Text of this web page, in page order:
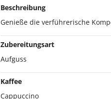
Beschreibung
Genieße die verführerische
Zubereitungsart
Aufguss
Kaffee
Cappuccino